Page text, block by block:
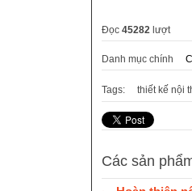
Đọc 45282 lượt
Danh mục chính
Tags: thiết kế nội
Các sản